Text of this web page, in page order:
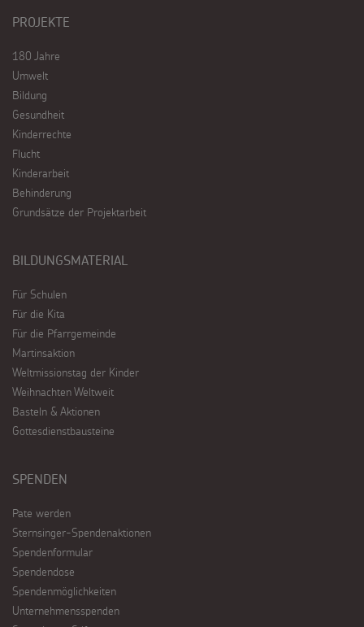
PROJEKTE
180 Jahre
Umwelt
Bildung
Gesundheit
Kinderrechte
Flucht
Kinderarbeit
Behinderung
Grundsätze der Projektarbeit
BILDUNGSMATERIAL
Für Schulen
Für die Kita
Für die Pfarrgemeinde
Martinsaktion
Weltmissionstag der Kinder
Weihnachten Weltweit
Basteln & Aktionen
Gottesdienstbausteine
SPENDEN
Pate werden
Sternsinger-Spendenaktionen
Spendenformular
Spendendose
Spendenmöglichkeiten
Unternehmensspenden